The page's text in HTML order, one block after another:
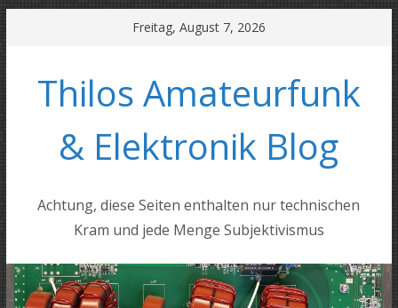
Inhalt
springen
Freitag, August 7, 2026
Thilos Amateurfunk
& Elektronik Blog
Achtung, diese Seiten enthalten nur technischen
Kram und jede Menge Subjektivismus